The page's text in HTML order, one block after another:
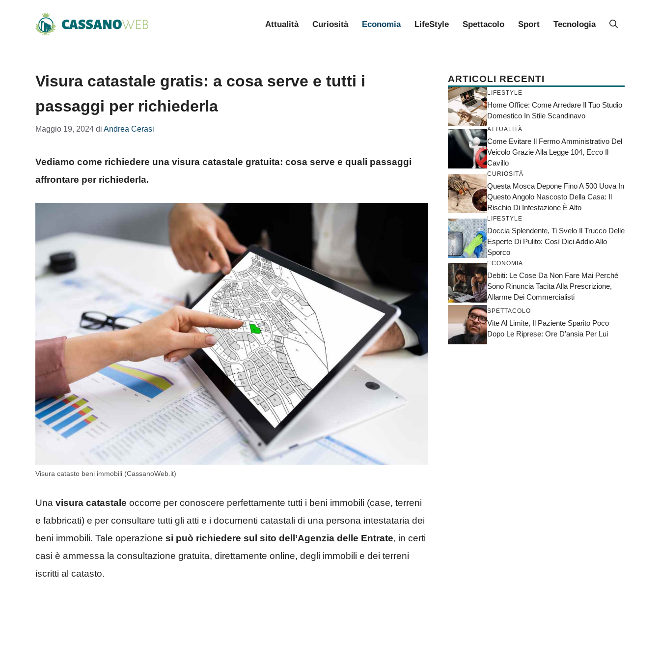
Attualità Curiosità Economia LifeStyle Spettacolo Sport Tecnologia
Visura catastale gratis: a cosa serve e tutti i
passaggi per richiederla
Maggio 19, 2024 di Andrea Cerasi
Vediamo come richiedere una visura catastale gratuita: cosa serve e quali passaggi
affrontare per richiederla.
Visura catasto beni immobili (CassanoWeb.it)
Una visura catastale occorre per conoscere perfettamente tutti i beni immobili (case, terreni
e fabbricati) e per consultare tutti gli atti e i documenti catastali di una persona intestataria dei
beni immobili. Tale operazione si può richiedere sul sito dell’Agenzia delle Entrate, in certi
casi è ammessa la consultazione gratuita, direttamente online, degli immobili e dei terreni
iscritti al catasto.
ARTICOLI RECENTI
LIFESTYLE
Home Office: Come Arredare Il Tuo Studio
Domestico In Stile Scandinavo
ATTUALITÀ
Come Evitare Il Fermo Amministrativo Del
Veicolo Grazie Alla Legge 104, Ecco Il
Cavillo
CURIOSITÀ
Questa Mosca Depone Fino A 500 Uova In
Questo Angolo Nascosto Della Casa: Il
Rischio Di Infestazione È Alto
LIFESTYLE
Doccia Splendente, Ti Svelo Il Trucco Delle
Esperte Di Pulito: Così Dici Addio Allo
Sporco
ECONOMIA
Debiti: Le Cose Da Non Fare Mai Perché
Sono Rinuncia Tacita Alla Prescrizione,
Allarme Dei Commercialisti
SPETTACOLO
Vite Al Limite, Il Paziente Sparito Poco
Dopo Le Riprese: Ore D’ansia Per Lui